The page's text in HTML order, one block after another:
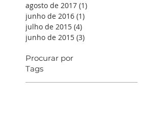
agosto de 2017 (1)
junho de 2016 (1)
julho de 2015 (4)
junho de 2015 (3)
Procurar por
Tags